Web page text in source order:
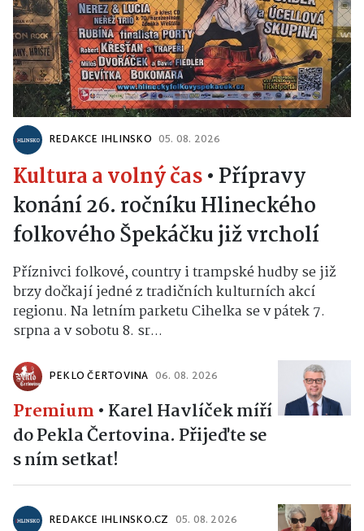
REDAKCE IHLINSKO 05. 08. 2026
Kultura a volný čas• Přípravy
konání 26. ročníku Hlineckého
folkového Špekáčku již vrcholí
Příznivci folkové, country i trampské hudby se již
brzy dočkají jedné z tradičních kulturních akcí
regionu. Na letním parketu Cihelka se v pátek 7.
srpna a v sobotu 8. sr...
PEKLO ČERTOVINA 06. 08. 2026
Premium • Karel Havlíček míří
do Pekla Čertovina. Přijeďte se
s ním setkat!
REDAKCE IHLINSKO.CZ 05. 08. 2026